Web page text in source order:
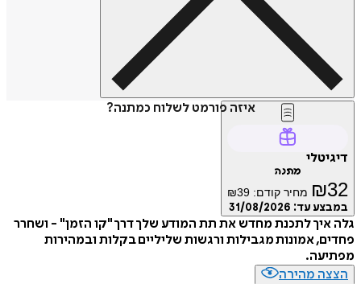
איזה פורמט לשלוח כמתנה?
דיגיטלי
מתנה
₪32 מחיר קודם: ₪39
במבצע עד: 31/08/2026
גלה איך לתכנת מחדש את תת המודע שלך דרך "קו הזמן" - ושחרר
פחדים, אמונות מגבילות ורגשות שליליים בקלות ובמהירות
מפתיעה.
הצצה מהירה